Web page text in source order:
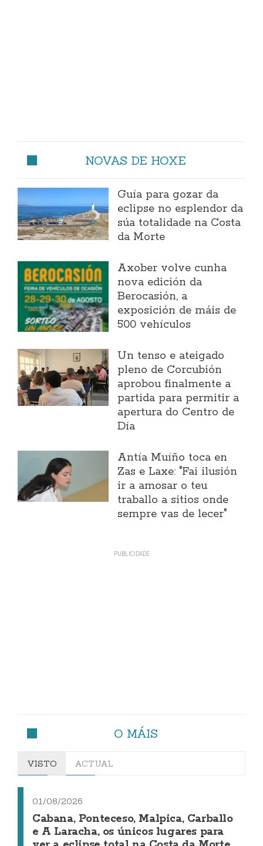
NOVAS DE HOXE
Guía para gozar da
eclipse no esplendor da
súa totalidade na Costa
da Morte
Axober volve cunha
nova edición da
Berocasión, a
exposición de máis de
500 vehículos
Un tenso e ateigado
pleno de Corcubión
aprobou finalmente a
partida para permitir a
apertura do Centro de
Día
Antía Muíño toca en
Zas e Laxe: "Fai ilusión
ir a amosar o teu
traballo a sitios onde
sempre vas de lecer"
O MÁIS
VISTO ACTUAL
01/08/2026
Cabana, Ponteceso, Malpica, Carballo
e A Laracha, os únicos lugares para